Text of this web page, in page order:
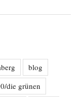
blog
die grünen